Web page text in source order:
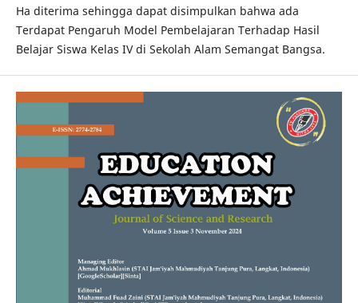
Ha diterima sehingga dapat disimpulkan bahwa ada
Terdapat Pengaruh Model Pembelajaran Terhadap Hasil
Belajar Siswa Kelas IV di Sekolah Alam Semangat Bangsa.